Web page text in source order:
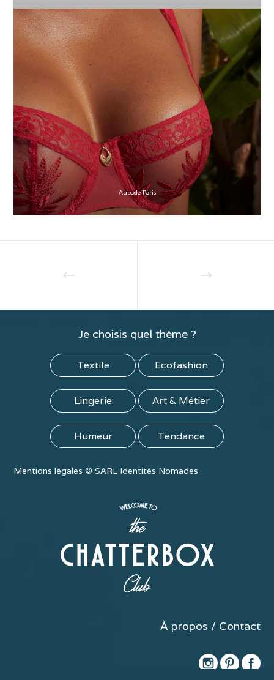
Aubade Paris
Je choisis quel thème ?
Textile Ecofashion
Lingerie Art & Métier
Humeur Tendance
Mentions légales ©SARL Identités Nomades
À propos / Contact